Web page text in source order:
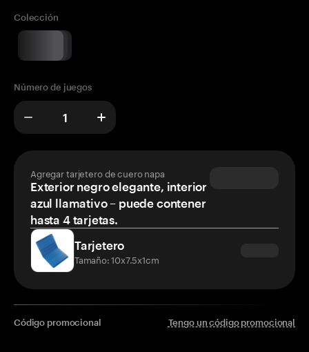
Colección
Número de juegos
Agregar tarjetero de cuero napa
Exterior negro elegante, interior
azul llamativo – puede contener
hasta 4 tarjetas.
Tarjetero
Tamaño: 10x7.5x1cm
Código promocional Tengo un código promocional